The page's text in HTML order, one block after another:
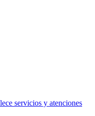
servicios y atenciones